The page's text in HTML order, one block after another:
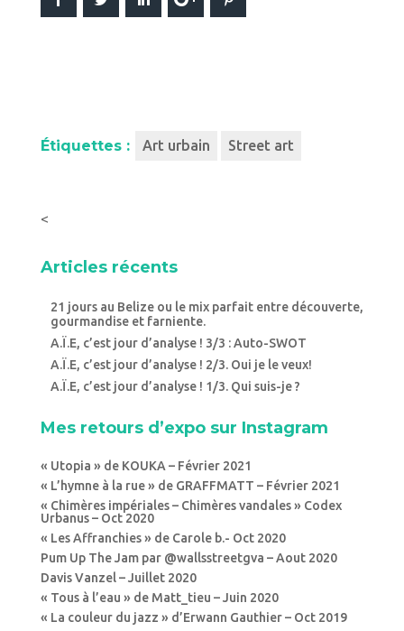
Étiquettes : Art urbain Street art
<
Articles récents
21 jours au Belize ou le mix parfait entre découverte,
gourmandise et farniente.
A.Ï.E, c’est jour d’analyse ! 3/3 : Auto-SWOT
A.Ï.E, c’est jour d’analyse ! 2/3. Oui je le veux!
A.Ï.E, c’est jour d’analyse ! 1/3. Qui suis-je ?
Mes retours d’expo sur Instagram
« Utopia » de KOUKA – Février 2021
« L’hymne à la rue » de GRAFFMATT – Février 2021
« Chimères impériales – Chimères vandales » Codex
Urbanus – Oct 2020
« Les Affranchies » de Carole b.- Oct 2020
Pum Up The Jam par @wallsstreetgva – Aout 2020
Davis Vanzel – Juillet 2020
« Tous à l’eau » de Matt_tieu – Juin 2020
« La couleur du jazz » d’Erwann Gauthier – Oct 2019